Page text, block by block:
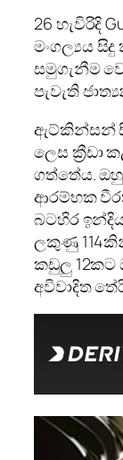
26 හැවිරිදි
මංගල්‍යය
සමුගැනීම
පැවැති
ඇට්කින්සන්
ලෙස ක්‍රීඩා
ගත්තේය.
ආරම්භක
බටහිර
ලකුණු
කඩුලු 12කට
අවිවාදිත